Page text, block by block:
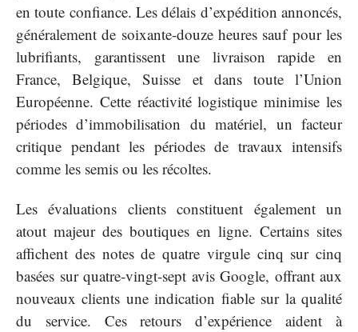
en toute confiance. Les délais d’expédition annoncés,
généralement de soixante-douze heures sauf pour les
lubrifiants, garantissent une livraison rapide en
France, Belgique, Suisse et dans toute l’Union
Européenne. Cette réactivité logistique minimise les
périodes d’immobilisation du matériel, un facteur
critique pendant les périodes de travaux intensifs
comme les semis ou les récoltes.
Les évaluations clients constituent également un
atout majeur des boutiques en ligne. Certains sites
affichent des notes de quatre virgule cinq sur cinq
basées sur quatre-vingt-sept avis Google, offrant aux
nouveaux clients une indication fiable sur la qualité
du service. Ces retours d’expérience aident à